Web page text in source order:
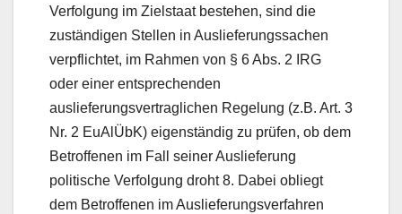
Verfolgung im Zielstaat bestehen, sind die
zuständigen Stellen in Auslieferungssachen
verpflichtet, im Rahmen von § 6 Abs. 2 IRG
oder einer entsprechenden
auslieferungsvertraglichen Regelung (z.B. Art. 3
Nr. 2 EuAlÜbK) eigenständig zu prüfen, ob dem
Betroffenen im Fall seiner Auslieferung
politische Verfolgung droht 8. Dabei obliegt
dem Betroffenen im Auslieferungsverfahren